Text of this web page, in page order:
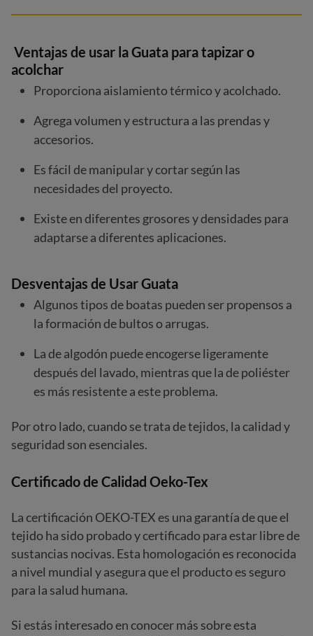
Ventajas de usar la Guata para tapizar o
acolchar
Proporciona aislamiento térmico y acolchado.
Agrega volumen y estructura a las prendas y
accesorios.
Es fácil de manipular y cortar según las
necesidades del proyecto.
Existe en diferentes grosores y densidades para
adaptarse a diferentes aplicaciones.
Desventajas de Usar Guata
Algunos tipos de boatas pueden ser propensos a
la formación de bultos o arrugas.
La de algodón puede encogerse ligeramente
después del lavado, mientras que la de poliéster
es más resistente a este problema.
Por otro lado, cuando se trata de tejidos, la calidad y
seguridad son esenciales.
Certificado de Calidad Oeko-Tex
La certificación OEKO-TEX es una garantía de que el
tejido ha sido probado y certificado para estar libre de
sustancias nocivas. Esta homologación es reconocida
a nivel mundial y asegura que el producto es seguro
para la salud humana.
Si estás interesado en conocer más sobre esta